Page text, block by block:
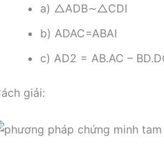
a) △ADB∼△CDI
b) ADAC=ABAI
c) AD2 = AB.AC –
giải: